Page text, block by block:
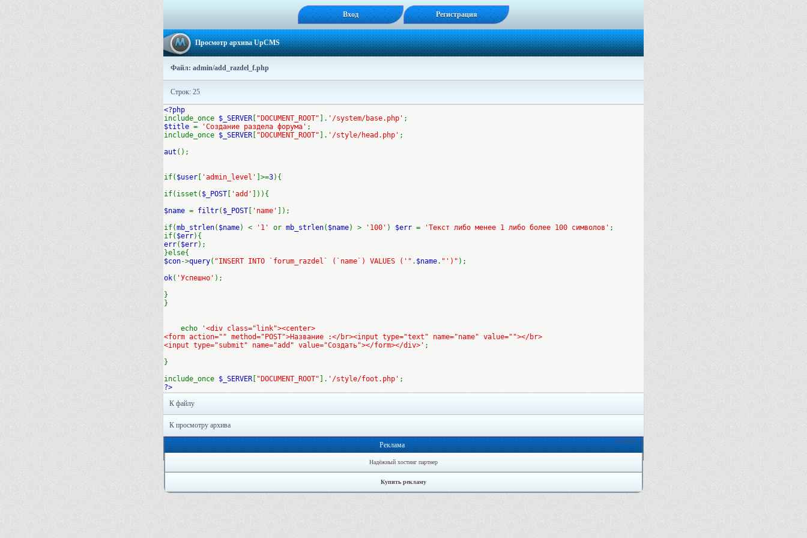
Вход Регистрация
Просмотр архива UpCMS
Файл: admin/add_razdel_f.php
Строк: 25
<?php
include_once $_SERVER "DOCUMENT_ROOT" ]. '/system/base.php' ;
$title = 'Создание раздела форума' ;
include_once $_SERVER "DOCUMENT_ROOT" ]. '/style/head.php' ;
aut ();
if( $user 'admin_level' ]>=3){
if(isset( $_POST 'add'
])){
$name = filtr( $_POST 'name'
]);
if(mb_strlen( $name) < '1' or mb_strlen( $name) > '100' ) $err = 'Текст либо менее 1 либо более 100 символов' ;
if( $err){
err( $err);
}else{
$con->query( "INSERT INTO `forum_razdel` (`name`) VALUES ('" . $name. "')" );
ok( 'Успешно' );
}
}
echo
'<div class="link"><center>
<form action="" method="POST">Название :</br><input type="text" name="name" value=""></br>
<input type="submit" name="add" value="Создать"></form></div>' ;
}
include_once $_SERVER "DOCUMENT_ROOT" ]. '/style/foot.php' ;
?>
К файлу
К просмотру архива
Онлайн: 0
Реклама
Надёжный хостинг партнер
Купить рекламу